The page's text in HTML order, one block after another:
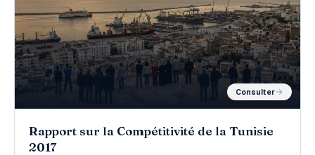
Consulter
Rapport sur la Compétitivité de la Tunisie
2017